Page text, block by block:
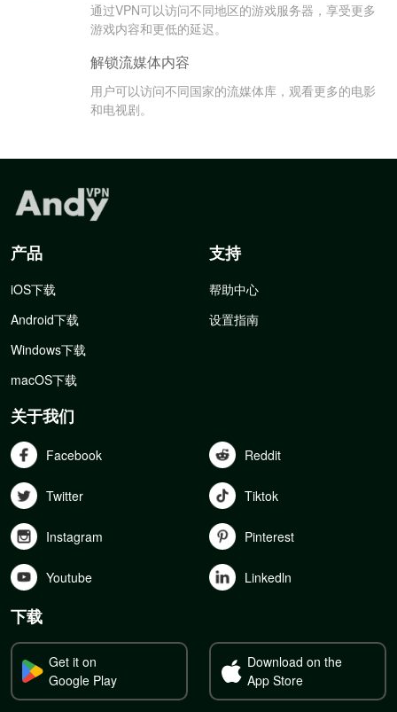
通过VPN可以访问不同地区的游戏服务器，享受更多
游戏内容和更低的延迟。
解锁流媒体内容
用户可以访问不同国家的流媒体库，观看更多的电影
和电视剧。
产品
iOS下载
Android下载
Windows下载
macOS下载
支持
帮助中心
设置指南
关于我们
Facebook Reddit
Twitter Tiktok
Instagram Pinterest
Youtube Linkedln
下载
Get it on
Google Play
Download on the
App Store